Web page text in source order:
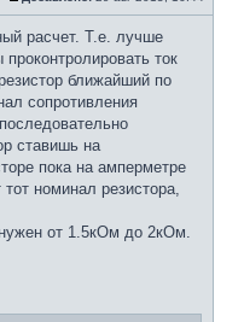
расчет. Т.е. лучше
ток
ближайший по
сопротивления
ставишь на
пока на амперметре
номинал резистора,
от 1.5кОм до 2кОм.